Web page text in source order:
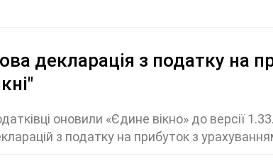
декларація з податку на
оновили «Єдине вікно» до версії
з податку на прибуток з